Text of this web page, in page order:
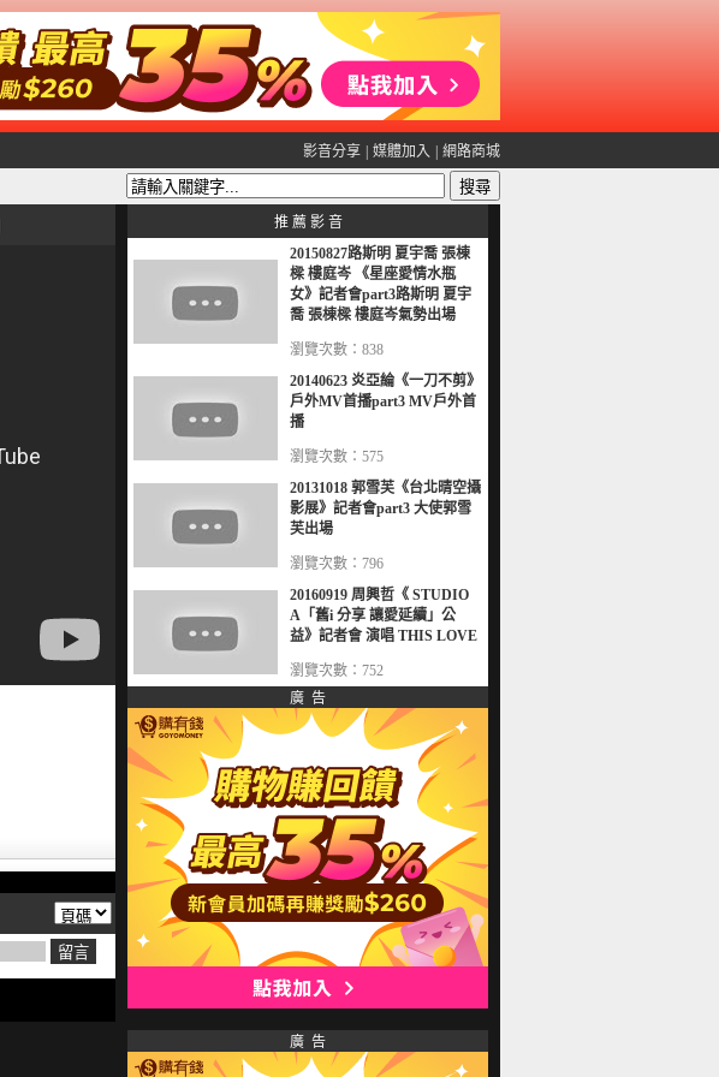
影音分享 媒體加入 網路商城
推 薦 影 音
20150827路斯明 夏宇喬 張棟
樑 樓庭岑 《星座愛情水瓶
女》記者會part3路斯明 夏宇
喬 張棟樑 樓庭岑氣勢出場
瀏覽次數：838
20140623 炎亞綸《一刀不剪》
戶外MV首播part3 MV戶外首
播
瀏覽次數：575
20131018 郭雪芙《台北晴空攝
影展》記者會part3 大使郭雪
芙出場
瀏覽次數：796
20160919 周興哲《 STUDIO
A「舊i 分享 讓愛延續」公
益》記者會 演唱 THIS LOVE
瀏覽次數：752
廣 告
廣 告